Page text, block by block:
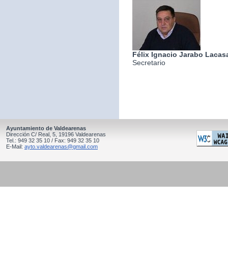
Félix Ignacio Jarabo
Secretario
Ayuntamiento de Valdearenas
Dirección C/ Real, 5, 19196 Valdearenas
Tel.: 949 32 35 10 / Fax: 949 32 35 10
E-Mail: ayto.valdearenas@gmail.com